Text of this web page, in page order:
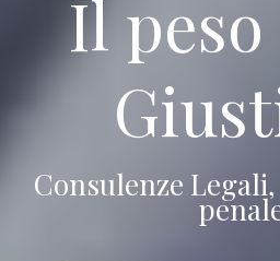
Il
Consulenze